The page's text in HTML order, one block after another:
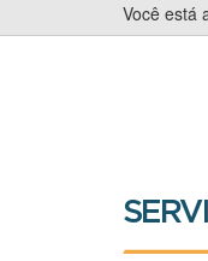
Você está